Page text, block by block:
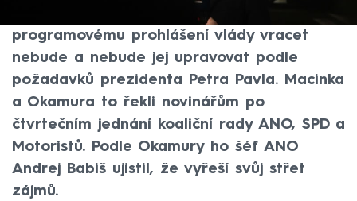
Okamury shoda na tom, že se k
programovému prohlášení vlády vracet
nebude a nebude jej upravovat podle
požadavků prezidenta Petra Pavla. Macinka
a Okamura to řekli novinářům po
čtvrtečním jednání koaliční rady ANO, SPD a
Motoristů. Podle Okamury ho šéf ANO
Andrej Babiš ujistil, že vyřeší svůj střet
zájmů.